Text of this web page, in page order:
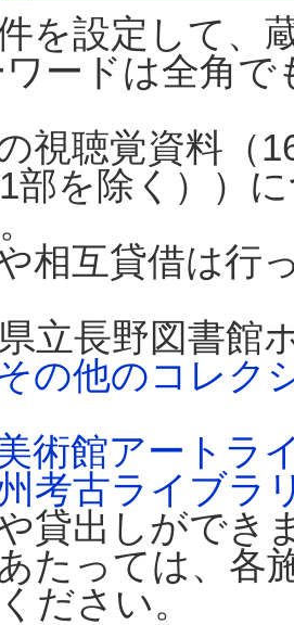
を設定して、
ードは全角
視聴覚資料（
部を除く））
相互貸借は行
立長野図書館
の他のコレク
術館アートラ
考古ライブラ
貸出しができ
たっては、各
ださい。